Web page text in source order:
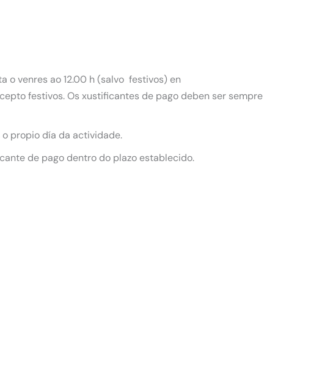
o venres ao 12.00 h (salvo festivos) en
festivos. Os xustificantes de pago deben ser sempre
propio día da actividade.
de pago dentro do plazo establecido.